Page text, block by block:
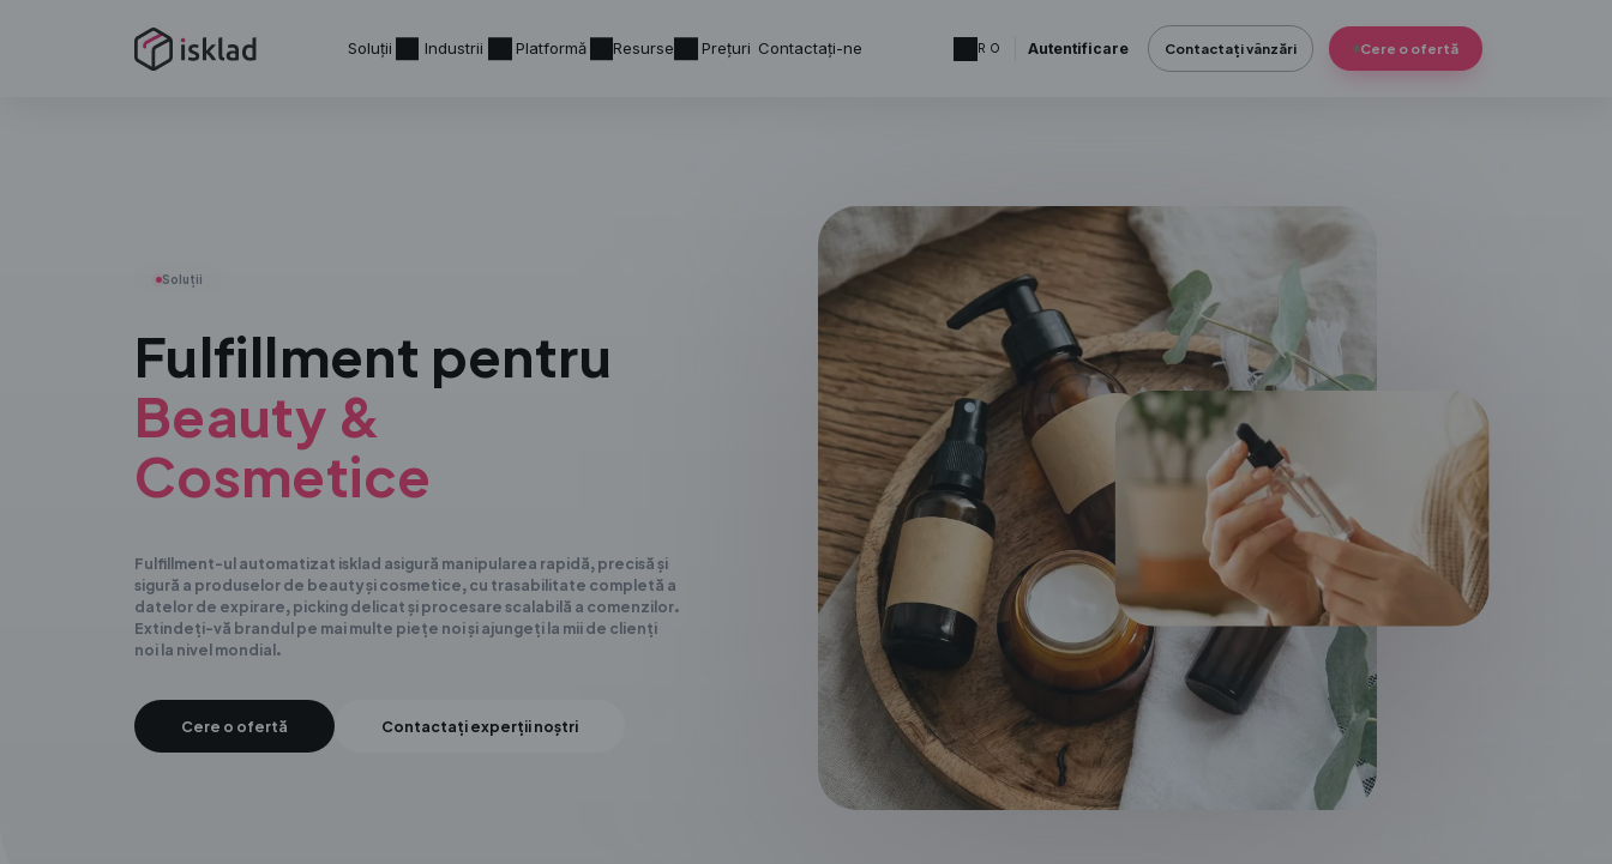
Soluții Industrii Platformă Resurse Prețuri Contactați-ne RO Autentificare Contactați vânzări Cere o ofertă
Soluții
Fulfillment pentru
Beauty &
Cosmetice
Fulfillment-ul automatizat isklad asigură manipularea rapidă, precisă și
sigură a produselor de beauty și cosmetice, cu trasabilitate completă a
datelor de expirare, picking delicat și procesare scalabilă a comenzilor.
Extindeți-vă brandul pe mai multe piețe noi și ajungeți la mii de clienți
noi la nivel mondial.
Cere o ofertă Contactați experții noștri